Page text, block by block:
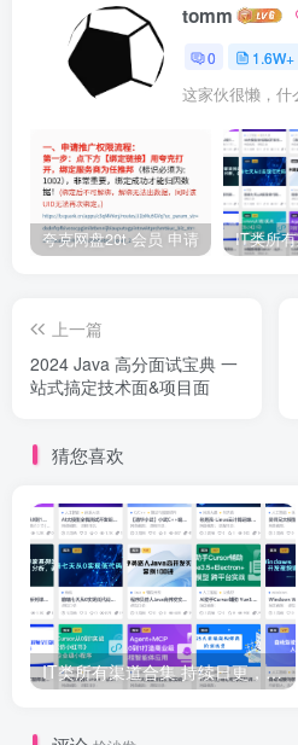
├──092_函数高阶_函数重载_const
├──093_函数高阶_函数重载_函数
├──094_函数高阶_函数重载_重载
├──095_函数高阶_函数指针_定义
├──096_函数高阶_函数指针_函数
├──098_小谷记账簿项目_需求分析
├──099_小谷记账簿项目_模块设计
├──100_小谷记账簿项目_定义头文
├──101_小谷记账簿项目_绘制菜单
├──102_小谷记账簿项目_从文件加
├──103_小谷记账簿项目_输入的合
tomm
0 1.6W+
这家伙很懒，什
夸克网盘20t 会员 申请
上一篇
2024 Java 高分面试宝典 一
站式搞定技术面&项目面
猜您喜欢
IT类所有渠道合集 持续日更，目前近四千多条资源 年费用户微信私信获取权限